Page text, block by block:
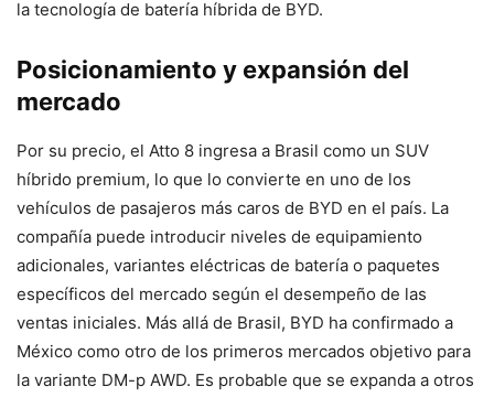
la tecnología de batería híbrida de BYD.
Posicionamiento y expansión del
mercado
Por su precio, el Atto 8 ingresa a Brasil como un SUV
híbrido premium, lo que lo convierte en uno de los
vehículos de pasajeros más caros de BYD en el país. La
compañía puede introducir niveles de equipamiento
adicionales, variantes eléctricas de batería o paquetes
específicos del mercado según el desempeño de las
ventas iniciales. Más allá de Brasil, BYD ha confirmado a
México como otro de los primeros mercados objetivo para
la variante DM-p AWD. Es probable que se expanda a otros